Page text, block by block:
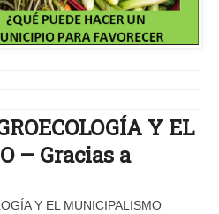
Y EL
– Gracias a
Y EL MUNICIPALISMO